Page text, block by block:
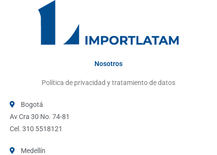
Nosotros
Política de privacidad y tratamiento de datos
Bogotá
Av Cra 30 No. 74-81
Cel. 310 5518121
Medellín